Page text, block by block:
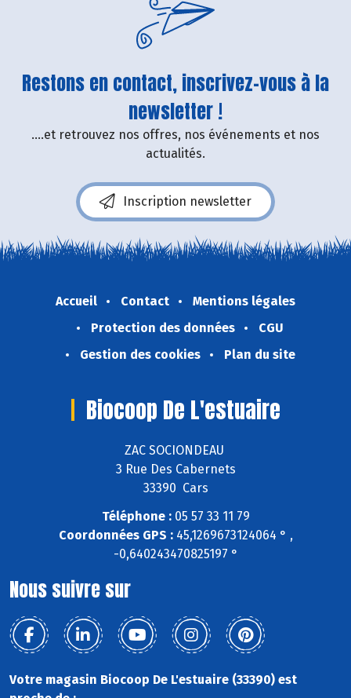
Restons en contact, inscrivez-vous à la
newsletter !
....et retrouvez nos offres, nos événements et nos
actualités.
Inscription newsletter
Accueil Contact
Mentions légales
Protection des données
CGU
Gestion des cookies
Plan du site
Biocoop De L'estuaire
ZAC SOCIONDEAU
3 Rue Des Cabernets
33390 Cars
Téléphone :05 57 33 11 79
Coordonnées GPS :45,1269673124064 ° ,
-0,640243470825197 °
Nous suivre sur
Votre magasin Biocoop De L'estuaire (33390) est